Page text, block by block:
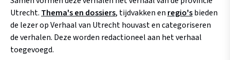
Utrecht. Thema's en dossiers, tijdvakken en regio'sbieden
de lezer op Verhaal van Utrecht houvast en categoriseren
de verhalen. Deze worden redactioneel aan het verhaal
toegevoegd.